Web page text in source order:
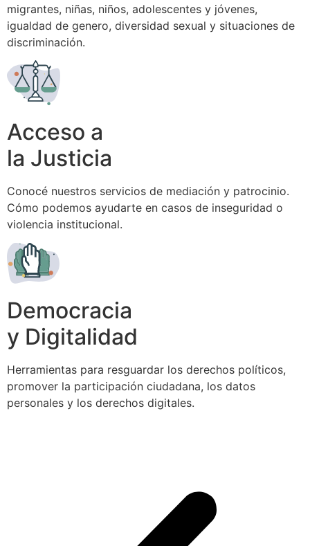
migrantes, niñas, niños, adolescentes y jóvenes,
igualdad de genero, diversidad sexual y situaciones de
discriminación.
Acceso a
la Justicia
Conocé nuestros servicios de mediación y patrocinio.
Cómo podemos ayudarte en casos de inseguridad o
violencia institucional.
Democracia
y Digitalidad
Herramientas para resguardar los derechos políticos,
promover la participación ciudadana, los datos
personales y los derechos digitales.